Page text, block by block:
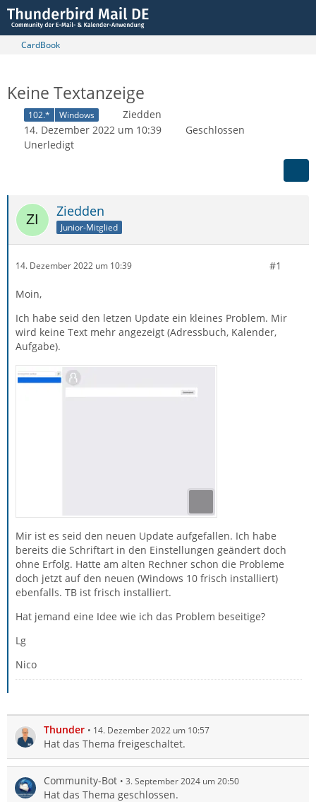
CardBook
Keine Textanzeige
102.* Windows
Ziedden
14. Dezember 2022 um 10:39
Geschlossen
Unerledigt
Ziedden
Junior-Mitglied
14. Dezember 2022 um 10:39 #1
Moin,
Ich habe seid den letzen Update ein kleines Problem. Mir
wird keine Text mehr angezeigt (Adressbuch, Kalender,
Aufgabe).
Mir ist es seid den neuen Update aufgefallen. Ich habe
bereits die Schriftart in den Einstellungen geändert doch
ohne Erfolg. Hatte am alten Rechner schon die Probleme
doch jetzt auf den neuen (Windows 10 frisch installiert)
ebenfalls. TB ist frisch installiert.
Hat jemand eine Idee wie ich das Problem beseitige?
Lg
Nico
Thunder 14. Dezember 2022 um 10:57
Hat das Thema freigeschaltet.
Community-Bot 3. September 2024 um 20:50
Hat das Thema geschlossen.